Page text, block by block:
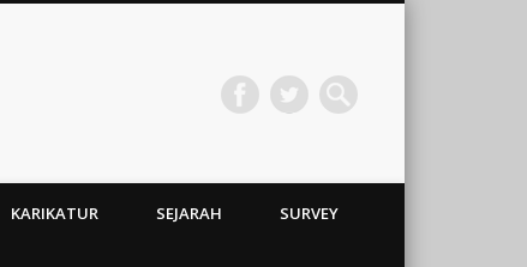
KARIKATUR SEJARAH SURVEY